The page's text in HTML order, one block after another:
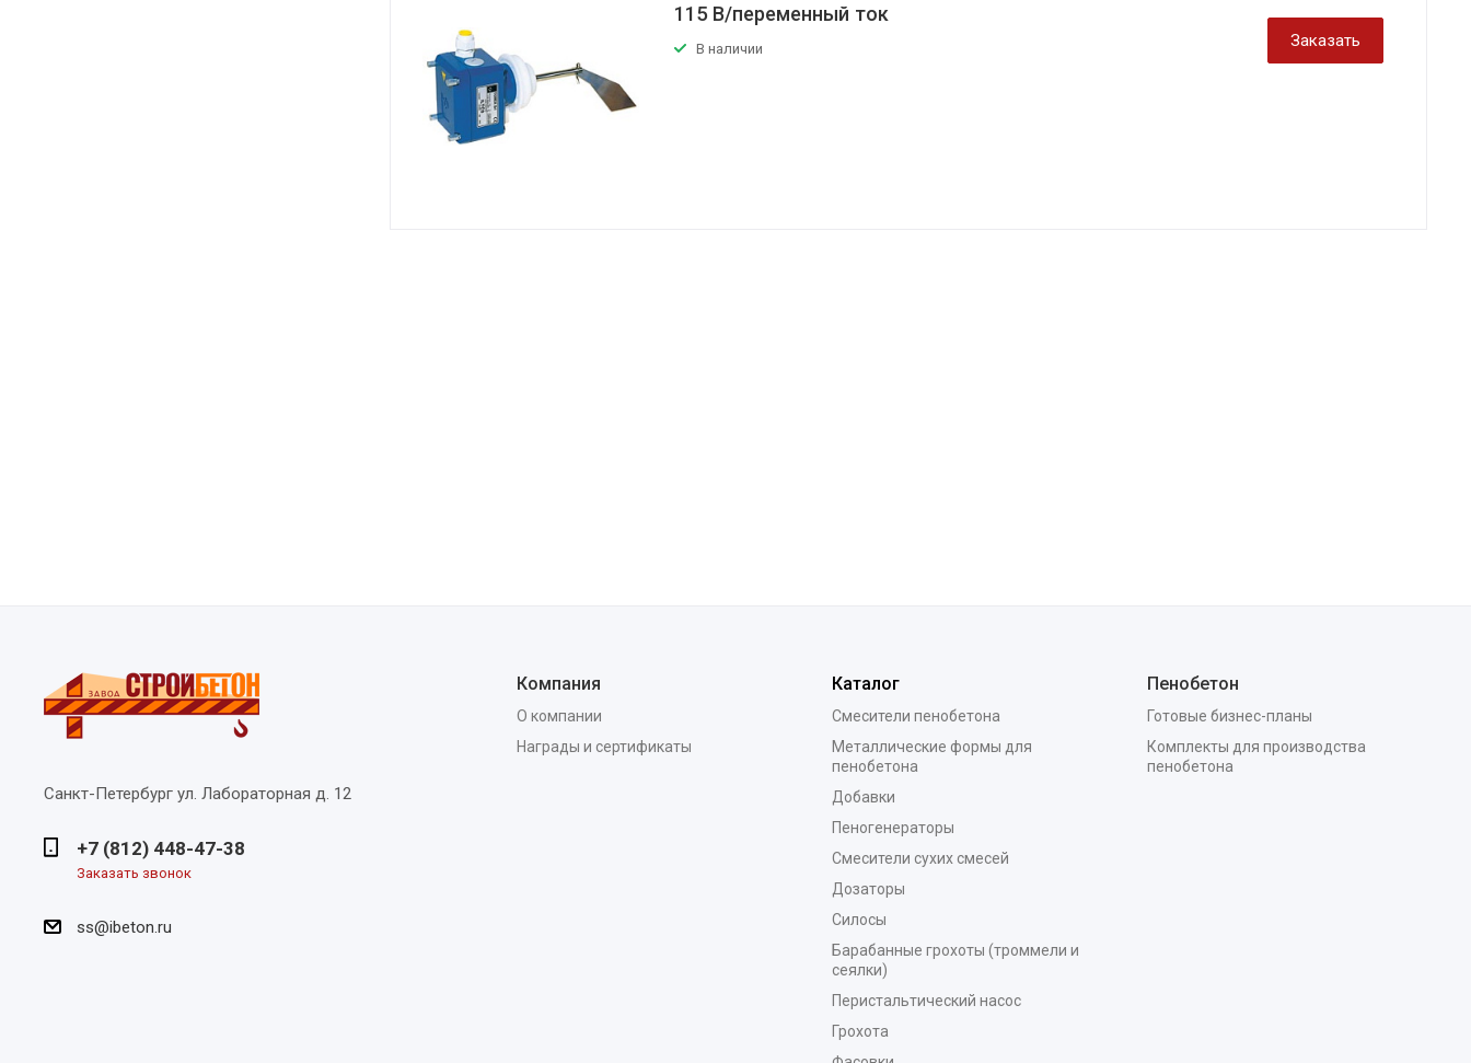
115 В/переменный ток
В наличии Заказать
Санкт-Петербург ул. Лабораторная д. 12
+7 (812) 448-47-38
Заказать звонок
ss@ibeton.ru
Компания
О компании
Награды и сертификаты
Каталог
Смесители пенобетона
Металлические формы для
пенобетона
Добавки
Пеногенераторы
Смесители сухих смесей
Дозаторы
Силосы
Барабанные грохоты (троммели и
сеялки)
Перистальтический насос
Грохота
Пенобетон
Готовые бизнес-планы
Комплекты для производства
пенобетона